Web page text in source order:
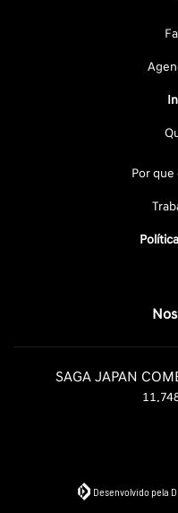
Por que
SAGA JAPAN
Desenvolvido pela